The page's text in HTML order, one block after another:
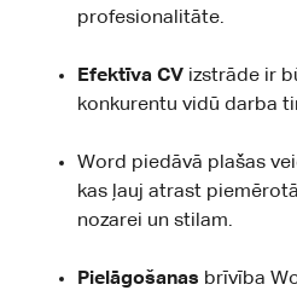
profesionalitāte.
Efektīva CV izstrāde ir
konkurentu vidū darba
Word piedāvā plašas
kas ļauj atrast
nozarei un stilam.
Pielāgošanas brīvība